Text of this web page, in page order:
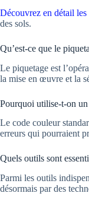
Découvrez en détail les
des sols.
Qu’est-ce que le
Le piquetage est
la mise en œuvre et la
Pourquoi utilise-t-on
Le code couleur
erreurs qui pourraient
Quels outils sont
Parmi les outils
désormais par des